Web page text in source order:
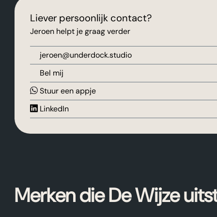
Liever persoonlijk contact?
Jeroen helpt je graag verder
jeroen@underdock.studio
Bel mij
Stuur een appje
LinkedIn
Merken die De Wijze